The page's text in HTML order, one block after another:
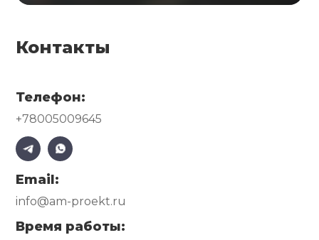
Контакты
Телефон:
+78005009645
Email:
info@am-proekt.ru
Время работы: